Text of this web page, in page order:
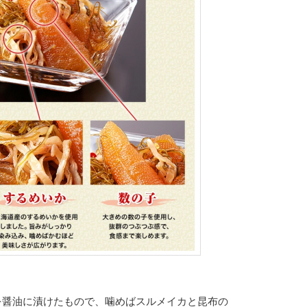
油に漬けたもので、噛めばスルメイカと昆布の